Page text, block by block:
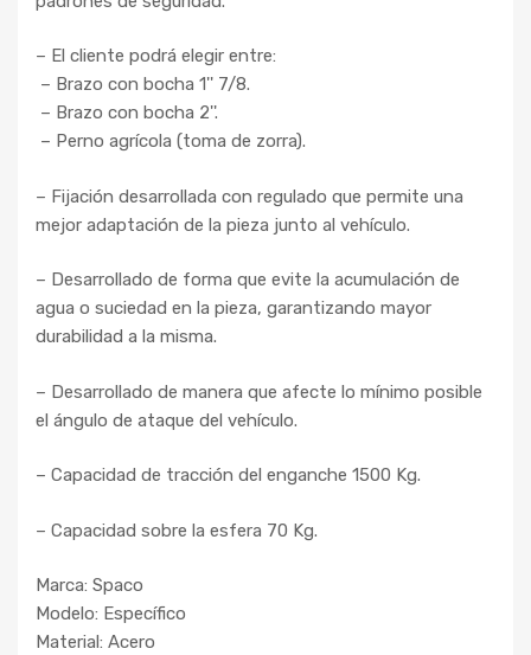
– El cliente podrá elegir entre:
– Brazo con bocha 1'' 7/8.
– Brazo con bocha 2''.
– Perno agrícola (toma de zorra).
– Fijación desarrollada con regulado que permite una
mejor adaptación de la pieza junto al vehículo.
– Desarrollado de forma que evite la acumulación de
agua o suciedad en la pieza, garantizando mayor
durabilidad a la misma.
– Desarrollado de manera que afecte lo mínimo posible
el ángulo de ataque del vehículo.
– Capacidad de tracción del enganche 1500 Kg.
– Capacidad sobre la esfera 70 Kg.
Marca: Spaco
Modelo: Específico
Material: Acero